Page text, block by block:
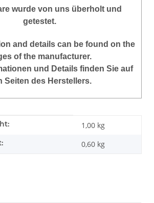
wurde von uns überholt und
getestet.
and details can be found on the
of the manufacturer.
und Details finden Sie auf
Seiten des Herstellers.
1,00 kg
0,60 kg